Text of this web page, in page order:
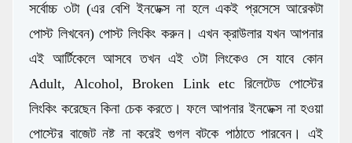
সর্বোচ্চ ৩টা (এর বেশি ইনডেক্স না হলে একই প্রসেসে আরেকটা
পোস্ট লিখবেন) পোস্ট লিংকিং করুন। এখন ক্রাউলার যখন আপনার
এই আর্টিকেলে আসবে তখন এই ৩টা লিংকেও সে যাবে কোন
Adult, Alcohol, Broken Link etc রিলেটেড পোস্টের
লিংকিং করেছেন কিনা চেক করতে। ফলে আপনার ইনডেক্স না হওয়া
পোস্টের বাজেট নষ্ট না করেই গুগল বটকে পাঠাতে পারবেন। এই